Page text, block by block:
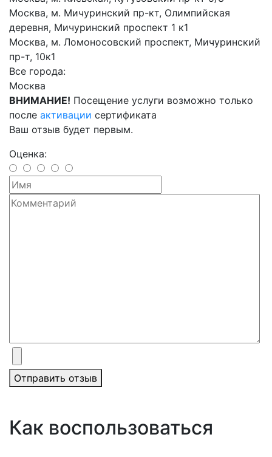
Москва, м. Мичуринский пр-кт, Олимпийская
деревня, Мичуринский проспект 1 к1
Москва, м. Ломоносовский проспект, Мичуринский
пр-т, 10к1
Все города:
Москва
ВНИМАНИЕ! Посещение услуги возможно только
после активации сертификата
Ваш отзыв будет первым.
Оценка:
Отправить отзыв
Как воспользоваться